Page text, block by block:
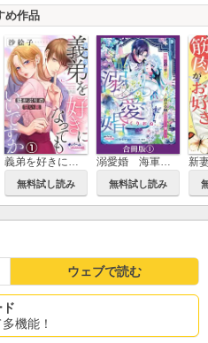
め作品
義弟を好きになってもいいですか 猫かぶりの甘い罠
無料試し読み
溺愛婚 海軍公爵は愛しの薄幸令嬢をなんとしても妻にしたい【合冊版】
無料試し読み
ウェブで読む
機能！